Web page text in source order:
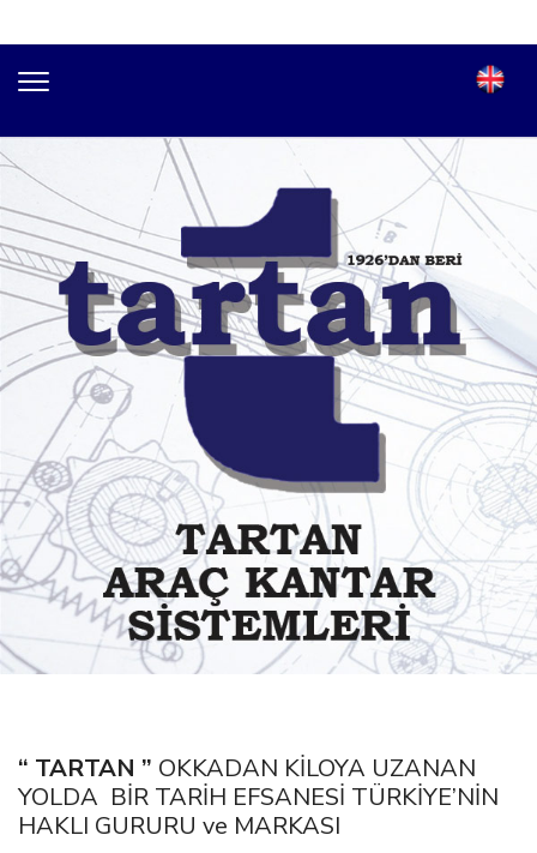
“ TARTAN ” OKKADAN KİLOYA UZANAN
YOLDA BİR TARİH EFSANESİ TÜRKİYE’NİN
HAKLI GURURU ve MARKASI